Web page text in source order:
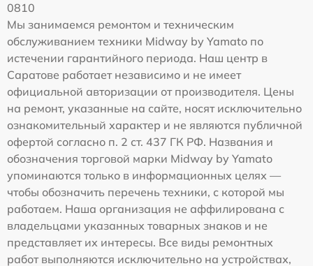
0810
Мы занимаемся ремонтом и техническим
обслуживанием техники Midway by Yamato по
истечении гарантийного периода. Наш центр в
Саратове работает независимо и не имеет
официальной авторизации от производителя. Цены
на ремонт, указанные на сайте, носят исключительно
ознакомительный характер и не являются публичной
офертой согласно п. 2 ст. 437 ГК РФ. Названия и
обозначения торговой марки Midway by Yamato
упоминаются только в информационных целях —
чтобы обозначить перечень техники, с которой мы
работаем. Наша организация не аффилирована с
владельцами указанных товарных знаков и не
представляет их интересы. Все виды ремонтных
работ выполняются исключительно на устройствах,